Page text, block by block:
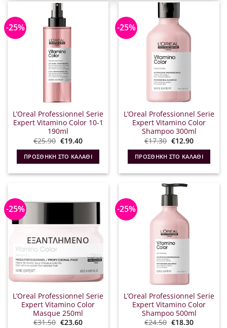
-25%
L’Oreal Professionnel Serie
Expert Vitamino Color 10-1
190ml
€25.90 Original
price
was:
€25.90.
€19.40Η
τιμή
είναι:
€19.40.
ΠΡΟΣΘΉΚΗ ΣΤΟ ΚΑΛΆΘΙ
-25%
L’Oreal Professionnel Serie
Expert Vitamino Color
Shampoo 300ml
€17.30 Original
price
was:
€17.30.
€12.90Η
τιμή
είναι:
€12.90.
ΠΡΟΣΘΉΚΗ ΣΤΟ ΚΑΛΆΘΙ
-25%
ΕΞΑΝΤΛΗΜΈΝΟ
L’Oreal Professionnel Serie
Expert Vitamino Color
Masque 250ml
€31.50 Original
€23.60Η
-25%
L’Oreal Professionnel Serie
Expert Vitamino Color
Shampoo 500ml
€24.50 Original
€18.30Η